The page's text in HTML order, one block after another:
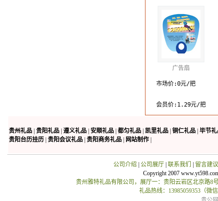
广告扇
市场价:0元/把
会员价:1.29元/把
贵州礼品 贵阳礼品 遵义礼品 安顺礼品 都匀礼品 凯里礼品 铜仁礼品 毕节
贵阳台历挂历 贵阳会议礼品 贵阳商务礼品 网站制作
公司介绍 公司展厅| 联系我们
留言建议
Copyright 2007
贵州雅特礼品有限公司，展厅一：贵阳云岩区北京路8
礼品热线：13985059353（微